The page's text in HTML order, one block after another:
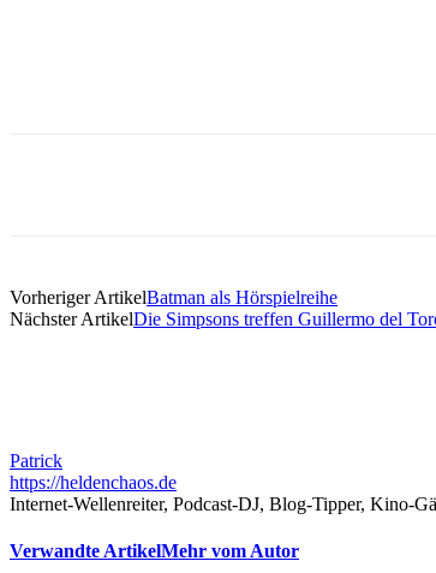
Vorheriger ArtikelBatman als Hörspielreihe
Nächster ArtikelDie Simpsons treffen Guillermo del
Patrick
https://heldenchaos.de
Internet-Wellenreiter, Podcast-DJ, Blog-Tipper, Kino-
Verwandte ArtikelMehr vom Autor